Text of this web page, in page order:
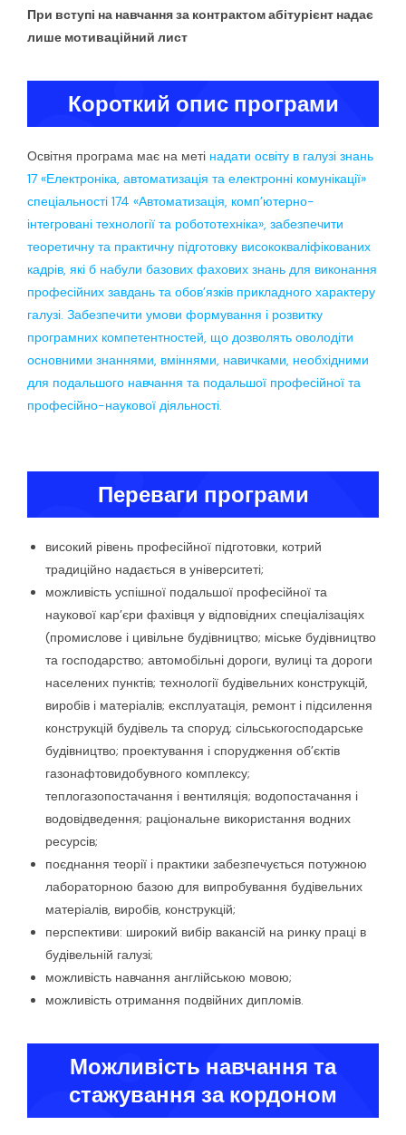
При вступі на навчання за контрактом абітурієнт надає
лише мотиваційний лист
Короткий опис програми
Освітня програма має на меті надати освіту в галузі знань
17 «Електроніка, автоматизація та електронні комунікації»
спеціальності 174 «Автоматизація, комп’ютерно-
інтегровані технології та робототехніка», забезпечити
теоретичну та практичну підготовку висококваліфікованих
кадрів, які б набули базових фахових знань для виконання
професійних завдань та обов’язків прикладного характеру
галузі. Забезпечити умови формування і розвитку
програмних компетентностей, що дозволять оволодіти
основними знаннями, вміннями, навичками, необхідними
для подальшого навчання та подальшої професійної та
професійно-наукової діяльності.
Переваги програми
високий рівень професійної підготовки, котрий
традиційно надається в університеті;
можливість успішної подальшої професійної та
наукової кар’єри фахівця у відповідних спеціалізаціях
(промислове і цивільне будівництво; міське будівництво
та господарство; автомобільні дороги, вулиці та дороги
населених пунктів; технології будівельних конструкцій,
виробів і матеріалів; експлуатація, ремонт і підсилення
конструкцій будівель та споруд; сільськогосподарське
будівництво; проектування і спорудження об’єктів
газонафтовидобувного комплексу;
теплогазопостачання і вентиляція; водопостачання і
водовідведення; раціональне використання водних
ресурсів;
поєднання теорії і практики забезпечується потужною
лабораторною базою для випробування будівельних
матеріалів, виробів, конструкцій;
перспективи: широкий вибір вакансій на ринку праці в
будівельній галузі;
можливість навчання англійською мовою;
можливість отримання подвійних дипломів.
Можливість навчання та
стажування за кордоном